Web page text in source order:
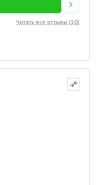
Читать все отзывы (10)